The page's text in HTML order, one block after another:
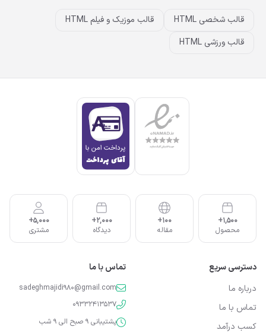
قالب شخصی HTML
قالب موزیک و فیلم HTML
قالب ورزشی HTML
1,500+
محصول
100+
مقاله
2,000+
دیدگاه
5,000+
مشتری
دسترسی سریع
درباره ما
تماس با ما
کسب درآمد
تماس با ما
sadeghmajidi980@gmail.com
09332413537
پشتیبانی 9 صبح الی 9 شب